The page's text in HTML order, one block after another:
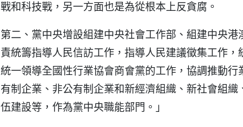
戰和科技戰，另一方面也是為從根本上反貪腐。
第二、黨中央增設組建中央社會工作部、組建中央
責統籌指導人民信訪工作，指導人民建議徵集工作
統一領導全國性行業協會商會黨的工作，協調推動
有制企業、非公有制企業和新經濟組織、新社會組
伍建設等，作為黨中央職能部門。」